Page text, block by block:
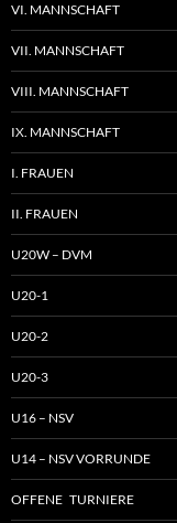
VI. MANNSCHAFT
VII. MANNSCHAFT
VIII. MANNSCHAFT
IX. MANNSCHAFT
I. FRAUEN
II. FRAUEN
U20W – DVM
U20-1
U20-2
U20-3
U16 – NSV
U14 – NSV VORRUNDE
OFFENE TURNIERE